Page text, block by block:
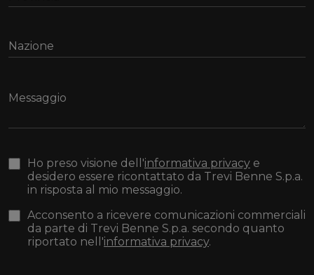
Ho preso visione dell'informativa privacy e
desidero essere ricontattato da Trevi Benne S.p.a.
in risposta al mio messaggio.
Acconsento a ricevere comunicazioni commerciali
da parte di Trevi Benne S.p.a. secondo quanto
riportato nell'informativa privacy.